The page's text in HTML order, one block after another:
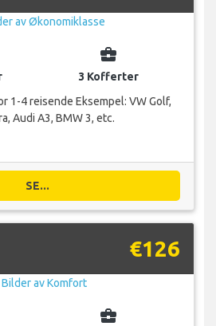
business_center
3 Kofferter
1-4 reisende Eksempel: VW Golf,
Audi A3, BMW 3, etc.
SE...
€126
business_center